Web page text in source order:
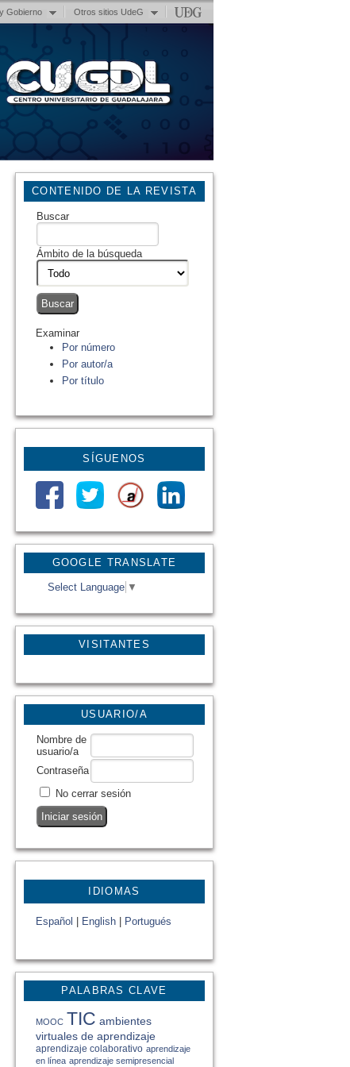
Gobierno Otros sitios UdeG
GOOGLE TRANSLATE
Select Language ▼
VISITANTES
CONTENIDO DE LA REVISTA
Buscar
Ámbito de la búsqueda
Examinar
Por número
Por autor/a
Por título
SÍGUENOS
USUARIO/A
Nombre de
usuario/a
Contraseña
No cerrar sesión
IDIOMAS
Español English Portugués
PALABRAS CLAVE
MOOC TIC ambientes
virtuales de aprendizaje
aprendizaje colaborativo aprendizaje
en línea aprendizaje semipresencial